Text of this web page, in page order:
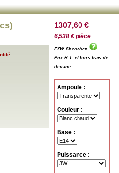
:
1307,60 €
6,538 € pièce
EXW Shenzhen
Prix H.T. et hors frais de
douane.
Ampoule :
Couleur :
Base :
Puissance :